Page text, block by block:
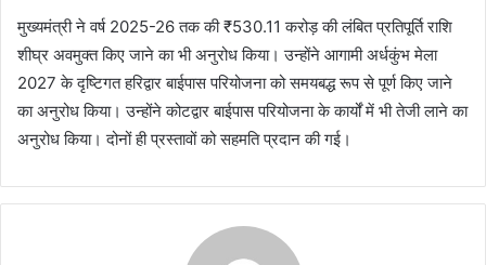
मुख्यमंत्री ने वर्ष 2025-26 तक की ₹530.11 करोड़ की लंबित प्रतिपूर्ति राशि
शीघ्र अवमुक्त किए जाने का भी अनुरोध किया। उन्होंने आगामी अर्धकुंभ मेला
2027 के दृष्टिगत हरिद्वार बाईपास परियोजना को समयबद्ध रूप से पूर्ण किए जाने
का अनुरोध किया। उन्होंने कोटद्वार बाईपास परियोजना के कार्यों में भी तेजी लाने का
अनुरोध किया। दोनों ही प्रस्तावों को सहमति प्रदान की गई।